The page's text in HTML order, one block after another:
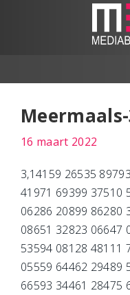
16 maart 2022
3,14159 26535
41971 69399 37510
06286 20899 86280
08651 32823 06647
53594 08128 48111
05559 64462 29489
66593 34461 28475